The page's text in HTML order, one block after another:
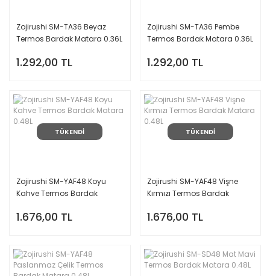
Zojirushi SM-TA36 Beyaz
Termos Bardak Matara 0.36L
1.292,00 TL
Zojirushi SM-TA36 Pembe
Termos Bardak Matara 0.36L
1.292,00 TL
TÜKENDİ
Zojirushi SM-YAF48 Koyu
Kahve Termos Bardak
1.676,00 TL
TÜKENDİ
Zojirushi SM-YAF48 Vişne
Kırmızı Termos Bardak
1.676,00 TL